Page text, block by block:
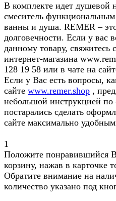
В комплекте идет душевой
смеситель
ванны и душа. REMER – это
долговечности. Если у вас
данному товару,
интернет-магазина
128 19 58 или в чате на
Если у Вас есть вопросы,
сайте www.remer.shop ,
небольшой инструкцией
постарались сделать
сайте максимально
1
Положите понравившийся
корзину, нажав в карточке
Обратите внимание на
количество указано под